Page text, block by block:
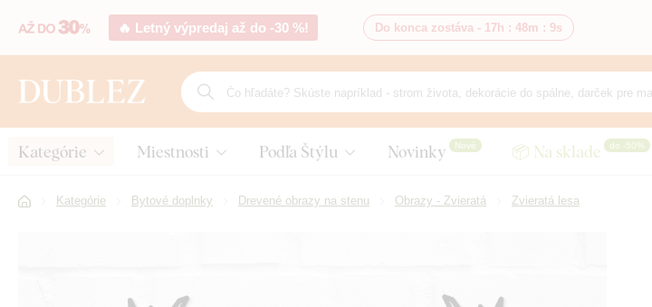
🔥 Letný výpredaj až do -30 %! Do konca zostáva - 17h : 48m : 8s
Kategórie Miestnosti Podľa Štýlu Novinky Nové 📦 Na sklade do -50%
Kategórie Bytové doplnky Drevené obrazy na stenu Obrazy - Zvieratá Zvieratá lesa